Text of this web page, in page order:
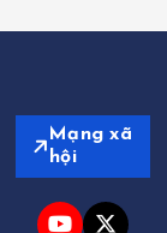
Mạng xã
hội